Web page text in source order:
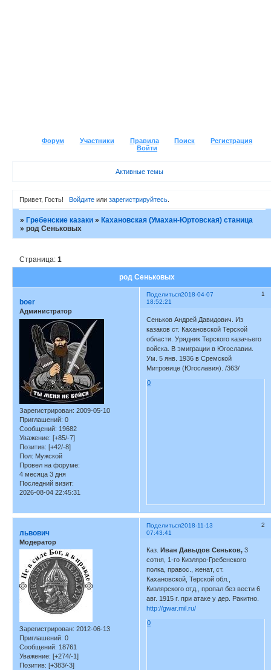
Форум Участники Правила Поиск
Регистрация
Войти
Активные темы
Привет, Гость! Войдитеили зарегистрируйтесь.
»Гребенские казаки »Кахановская (Умахан-Юртовская) станица
»род Сеньковых
род Сеньковых
Страница:1
Поделиться 1
2018-04-07
18:52:21
boer
Администратор
Зарегистрирован: 2009-05-10
Приглашений: 0
Сообщений: 19682
Уважение: [+85/-7]
Позитив: [+42/-8]
Пол: Мужской
Провел на форуме:
4 месяца 3 дня
Последний визит:
2026-08-04 22:45:31
Сеньков Андрей Давидович. Из
казаков ст. Кахановской Терской
области. Урядник Терского казачьего
войска. В эмиграции в Югославии.
Ум. 5 янв. 1936 в Сремской
Митровице (Югославия). /363/
0
Поделиться 2
2018-11-13
07:43:41
львович
Модератор
Зарегистрирован: 2012-06-13
Приглашений: 0
Сообщений: 18761
Уважение: [+274/-1]
Позитив: [+383/-3]
Каз. Иван Давыдов Сеньков, 3
сотня, 1-го Кизляро-Гребенского
полка, правос., женат, ст.
Кахановской, Терской обл.,
Кизлярского отд., пропал без вести 6
авг. 1915 г. при атаке у дер. Ракитно.
http://gwar.mil.ru/
0